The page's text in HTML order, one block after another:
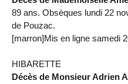
89 ans. Obsèques lundi 22
de Pouzac.
[marron]Mis en ligne samedi
HIBARETTE
Décès de Monsieur Adrien